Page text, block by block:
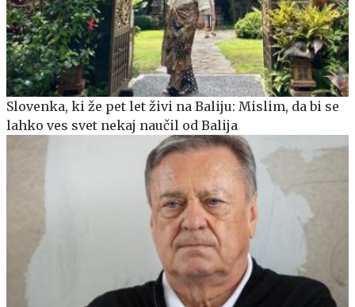
Slovenka, ki že pet let živi na Baliju: Mislim, da bi se
lahko ves svet nekaj naučil od Balija